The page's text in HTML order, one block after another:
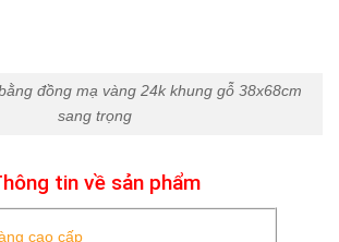
sang trọng
Thông tin về sản phẩm